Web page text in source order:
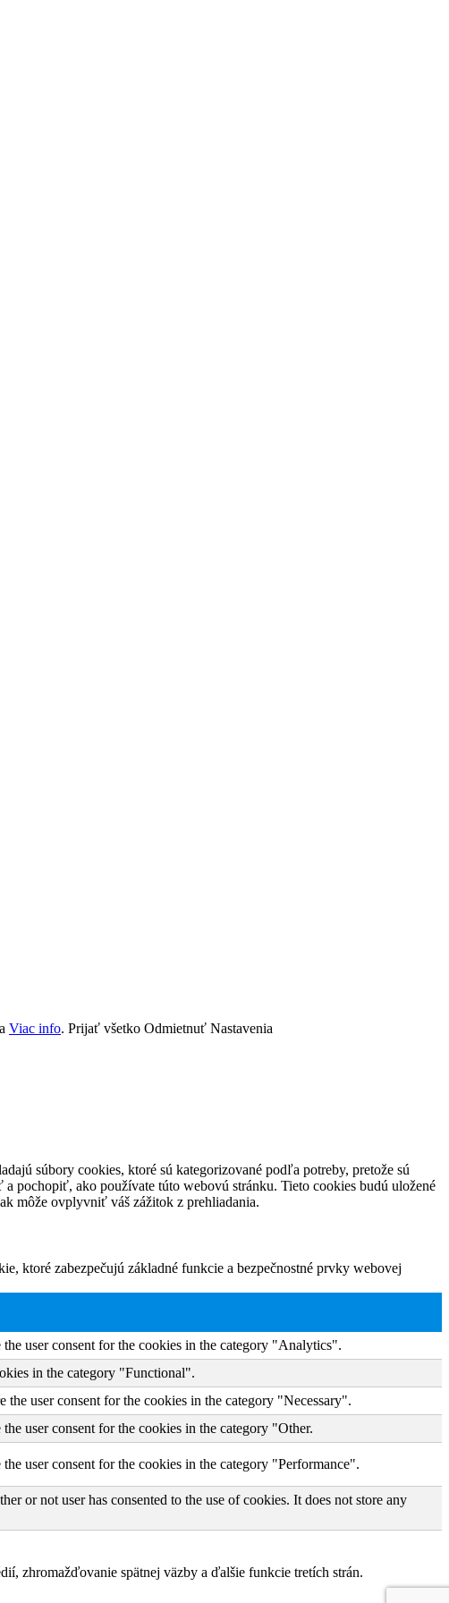
Viac info. Prijať všetko Odmietnuť Nastavenia
súbory cookies, ktoré sú kategorizované podľa potreby, pretože sú
pochopiť, ako používate túto webovú stránku. Tieto cookies budú uložené
môže ovplyvniť váš zážitok z prehliadania.
ktoré zabezpečujú základné funkcie a bezpečnostné prvky webovej
user consent for the cookies in the category "Analytics".
in the category "Functional".
user consent for the cookies in the category "Necessary".
user consent for the cookies in the category "Other.
user consent for the cookies in the category "Performance".
or not user has consented to the use of cookies. It does not store any
zhromažďovanie spätnej väzby a ďalšie funkcie tretích strán.